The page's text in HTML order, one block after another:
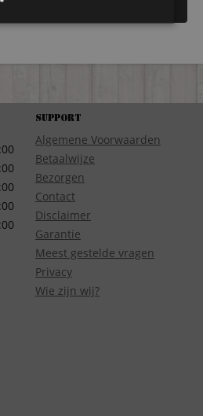
Support
Algemene Voorwaarden
Betaalwijze
Bezorgen
Contact
Disclaimer
Garantie
Meest gestelde vragen
Privacy
Wie zijn wij?